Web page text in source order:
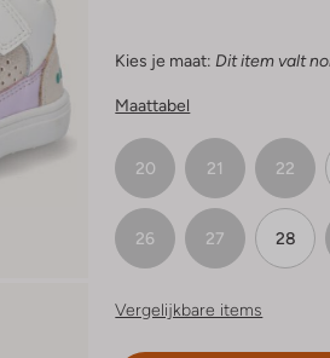
Kies je maat: Dit item valt
Maattabel
20 21 22
26 27 28
Vergelijkbare items